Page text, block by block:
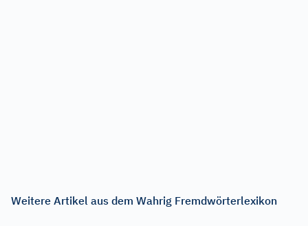
Weitere Artikel aus dem Wahrig Fremdwörterlexikon